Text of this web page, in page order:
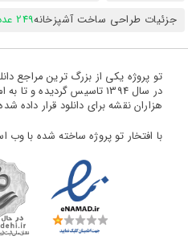
جزئیات طراحی ساخت آشپزخانه249 عدد
تو پروژه یکی از بزرگ ترین مراجع
در سال 1394 تاسیس گردیده و
هزاران نقشه برای دانلود قرار داده
با افتخار تو پروژه ساخته شده با وب